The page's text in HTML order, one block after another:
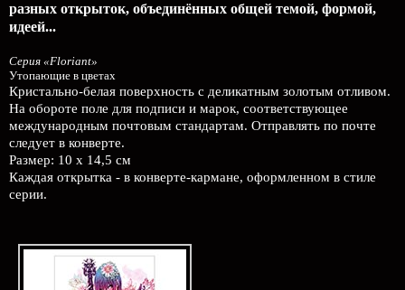
разных открыток, объединённых общей темой, формой,
идеей...
Серия «Floriant»
Утопающие в цветах
Кристально-белая поверхность с деликатным золотым отливом.
На обороте поле для подписи и марок, соответствующее
международным почтовым стандартам. Отправлять по почте
следует в конверте.
Размер: 10 х 14,5 см
Каждая открытка - в конверте-кармане, оформленном в стиле
серии.